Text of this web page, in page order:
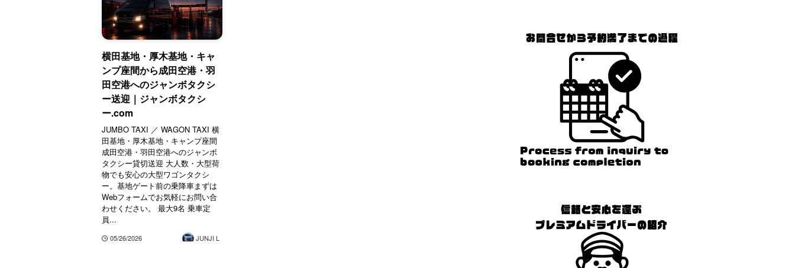
横田基地・厚木基地・キャ
ンプ座間から成田空港・羽
田空港へのジャンボタクシ
ー送迎｜ジャンボタクシ
ー.com
JUMBO TAXI ／ WAGON TAXI 横
田基地・厚木基地・キャンプ座間
成田空港・羽田空港へのジャンボ
タクシー貸切送迎 大人数・大型荷
物でも安心の大型ワゴンタクシ
ー。基地ゲート前の乗降車まずは
Webフォームでお気軽にお問い合
わせください。 最大9名 乗車定
員...
05/26/2026 JUNJI L